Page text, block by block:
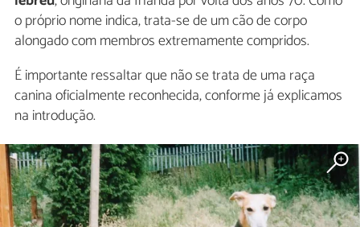
o próprio nome indica, trata-se de um cão de corpo
alongado com membros extremamente compridos.
É importante ressaltar que não se trata de uma raça
canina oficialmente reconhecida, conforme já explicamos
na introdução.